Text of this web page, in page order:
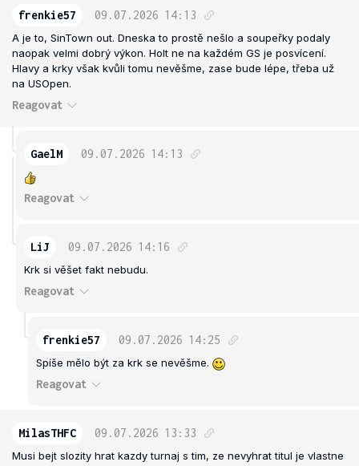
frenkie57 09.07.2026 14:13
A je to, SinTown out. Dneska to prostě nešlo a soupeřky podaly
naopak velmi dobrý výkon. Holt ne na každém GS je posvícení.
Hlavy a krky však kvůli tomu nevěšme, zase bude lépe, třeba už
na USOpen.
Reagovat
GaelM 09.07.2026 14:13
Reagovat
LiJ 09.07.2026 14:16
Krk si věšet fakt nebudu.
Reagovat
frenkie57 09.07.2026 14:25
Spíše mělo být za krk se nevěšme.
Reagovat
MilasTHFC 09.07.2026 13:33
Musi bejt slozity hrat kazdy turnaj s tim, ze nevyhrat titul je vlastne